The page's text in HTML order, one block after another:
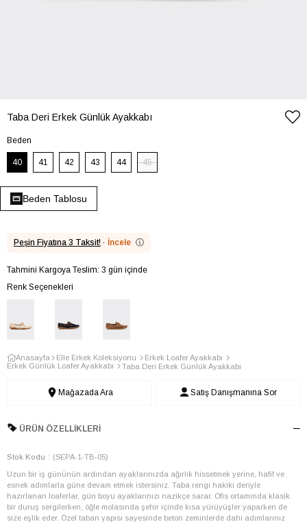
Taba Deri Erkek Günlük Ayakkabı
Beden
40 41 42 43 44 45
Beden Tablosu
Peşin Fiyatına 3 Taksit! · İncele ⓘ
Tahmini Kargoya Teslim: 3 gün içinde
Renk Seçenekleri
Anasayfa Elle Erkek Koleksiyonu
Erkek Loafer Ayakkabı
Erkek Günlük Loafer Ayakkabı
Taba Deri Erkek Günlük Ayakkabı
Mağazada Ara Satış Danışmanına Sor
ÜRÜN ÖZELLIKLERI
Stok Kodu (SEPA-1-TB-05)
Uzun bir iş gününün ardından ayaklarınızda ağırlık hissetmek yerine, hafif ve
esnek adımlarla güne devam etmek istersiniz. Taba rengi hakiki deriyle
hazırlanan loaferlar, gün boyu ayaklarınızı nazikçe sarar. Ofis ortamında klasik
bir duruş sergilerken, öğle molasında şehir içinde kısa yürüyüşler yaparken de
size eşlik eder. Özel taban yapısı sayesinde beton zeminlerde dahi adımlarınız